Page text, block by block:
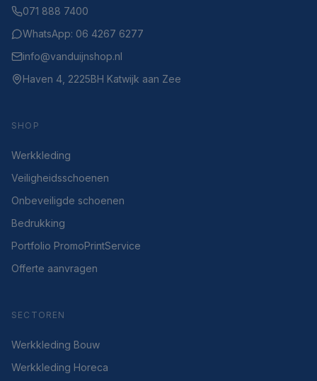
071 888 7400
WhatsApp: 06 4267 6277
info@vanduijnshop.nl
Haven 4, 2225BH Katwijk aan Zee
SHOP
Werkkleding
Veiligheidsschoenen
Onbeveiligde schoenen
Bedrukking
Portfolio PromoPrintService
Offerte aanvragen
SECTOREN
Werkkleding Bouw
Werkkleding Horeca